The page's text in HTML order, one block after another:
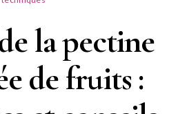
la pectine
de fruits :